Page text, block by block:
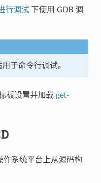
行调试下使用 GDB 调
用于命令行调试。
板设置并加载 get-
作系统平台上从源码构